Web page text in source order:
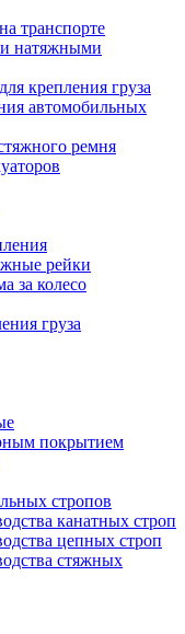
транспорте
натяжными
крепления груза
автомобильных
ремня
рейки
за колесо
груза
покрытием
стропов
канатных строп
цепных строп
стяжных